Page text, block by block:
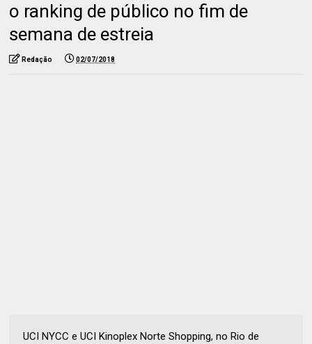
o ranking de público no fim de
semana de estreia
Redação 02/07/2018
UCI NYCC e UCI Kinoplex Norte Shopping, no Rio de